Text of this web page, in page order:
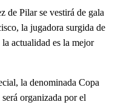
de Pilar se vestirá de gala
la jugadora surgida de
actualidad es la mejor
la denominada Copa
organizada por el